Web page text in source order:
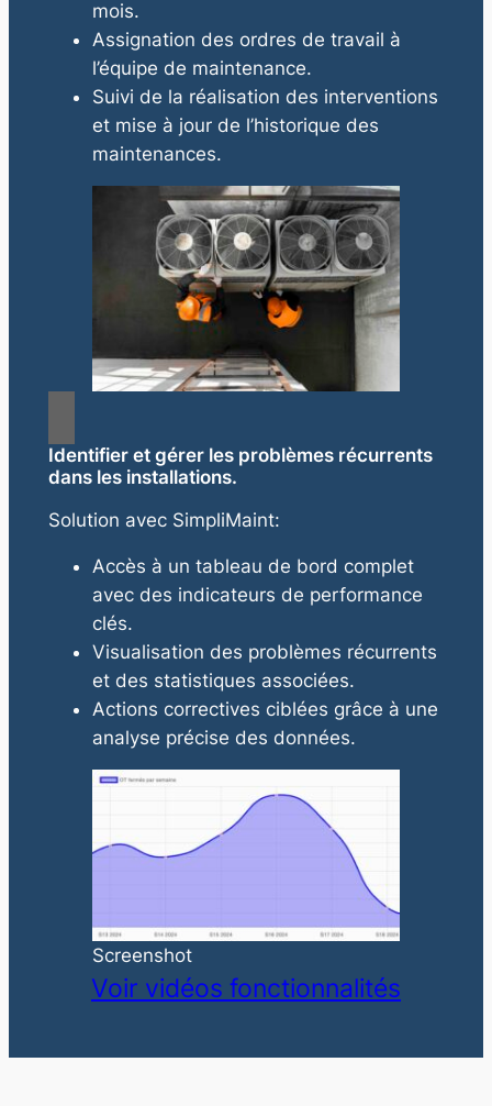
mois.
Assignation des ordres de travail à
l’équipe de maintenance.
Suivi de la réalisation des interventions
et mise à jour de l’historique des
maintenances.
Identifier et gérer les problèmes récurrents
dans les installations.
Solution avec SimpliMaint:
Accès à un tableau de bord complet
avec des indicateurs de performance
clés.
Visualisation des problèmes récurrents
et des statistiques associées.
Actions correctives ciblées grâce à une
analyse précise des données.
Screenshot
Voir vidéos fonctionnalités